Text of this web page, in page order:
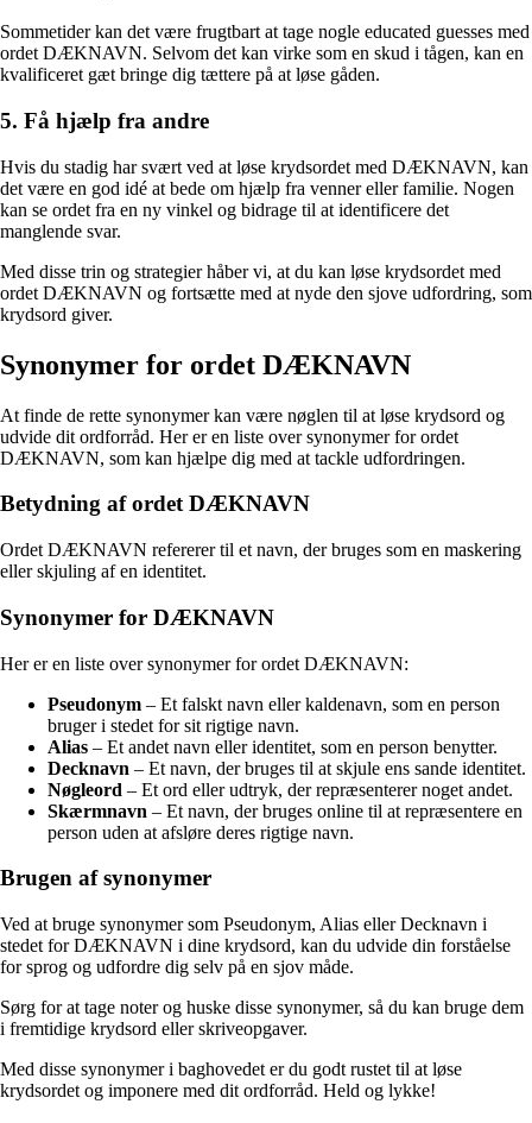
Sommetider kan det være frugtbart at tage nogle educated guesses med
ordet DÆKNAVN. Selvom det kan virke som en skud i tågen, kan en
kvalificeret gæt bringe dig tættere på at løse gåden.
5. Få hjælp fra andre
Hvis du stadig har svært ved at løse krydsordet med DÆKNAVN, kan
det være en god idé at bede om hjælp fra venner eller familie. Nogen
kan se ordet fra en ny vinkel og bidrage til at identificere det
manglende svar.
Med disse trin og strategier håber vi, at du kan løse krydsordet med
ordet DÆKNAVN og fortsætte med at nyde den sjove udfordring, som
krydsord giver.
Synonymer for ordet DÆKNAVN
At finde de rette synonymer kan være nøglen til at løse krydsord og
udvide dit ordforråd. Her er en liste over synonymer for ordet
DÆKNAVN, som kan hjælpe dig med at tackle udfordringen.
Betydning af ordet DÆKNAVN
Ordet DÆKNAVN refererer til et navn, der bruges som en maskering
eller skjuling af en identitet.
Synonymer for DÆKNAVN
Her er en liste over synonymer for ordet DÆKNAVN:
Pseudonym – Et falskt navn eller kaldenavn, som en person
bruger i stedet for sit rigtige navn.
Alias – Et andet navn eller identitet, som en person benytter.
Decknavn – Et navn, der bruges til at skjule ens sande identitet.
Nøgleord – Et ord eller udtryk, der repræsenterer noget andet.
Skærmnavn – Et navn, der bruges online til at repræsentere en
person uden at afsløre deres rigtige navn.
Brugen af synonymer
Ved at bruge synonymer som Pseudonym, Alias eller Decknavn i
stedet for DÆKNAVN i dine krydsord, kan du udvide din forståelse
for sprog og udfordre dig selv på en sjov måde.
Sørg for at tage noter og huske disse synonymer, så du kan bruge dem
i fremtidige krydsord eller skriveopgaver.
Med disse synonymer i baghovedet er du godt rustet til at løse
krydsordet og imponere med dit ordforråd. Held og lykke!